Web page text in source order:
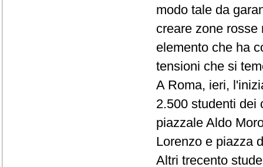
modo tale da
creare zone
elemento che ha
tensioni che si
A Roma, ieri,
2.500 studenti dei
piazzale Aldo
Lorenzo e piazza
Altri trecento